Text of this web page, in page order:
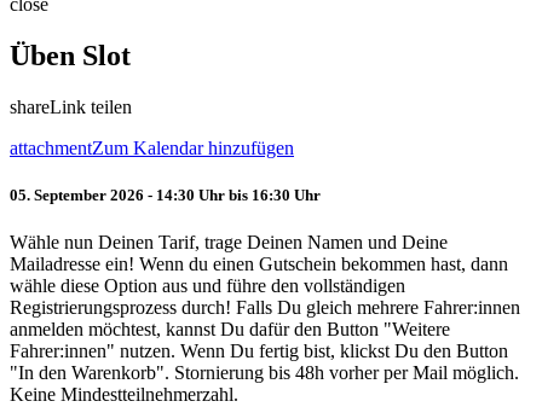
close
Üben Slot
shareLink teilen
attachmentZum Kalendar hinzufügen
05. September 2026 - 14:30 Uhr bis 16:30 Uhr
Wähle nun Deinen Tarif, trage Deinen Namen und Deine
Mailadresse ein! Wenn du einen Gutschein bekommen hast, dann
wähle diese Option aus und führe den vollständigen
Registrierungsprozess durch! Falls Du gleich mehrere Fahrer:innen
anmelden möchtest, kannst Du dafür den Button "Weitere
Fahrer:innen" nutzen. Wenn Du fertig bist, klickst Du den Button
"In den Warenkorb". Stornierung bis 48h vorher per Mail möglich.
Keine Mindestteilnehmerzahl.